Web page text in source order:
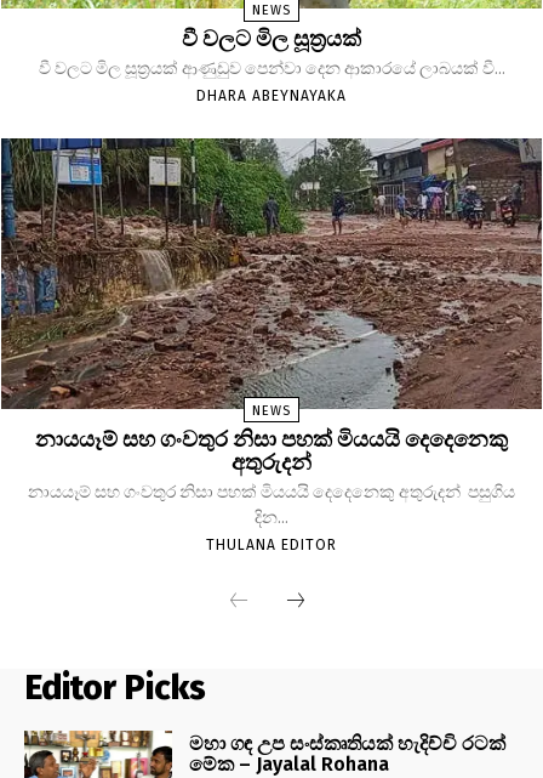
NEWS
වී වලට මිල සූත්‍රයක්
වී වලට මිල සූත්‍රයක් ආණුඩුව පෙන්වා දෙන ආකාරයේ ලාබයක් වී...
DHARA ABEYNAYAKA
NEWS
නායයෑම් සහ ගංවතුර නිසා පහක් මියයයි දෙදෙනෙකු
අතුරුදන්
නායයෑම් සහ ගංවතුර නිසා පහක් මියයයි දෙදෙනෙකු අතුරුදන් පසුගිය
දින...
THULANA EDITOR
Editor Picks
මහා ගඳ උප සංස්කෘතියක් හැදිච්චි රටක්
මේක – Jayalal Rohana